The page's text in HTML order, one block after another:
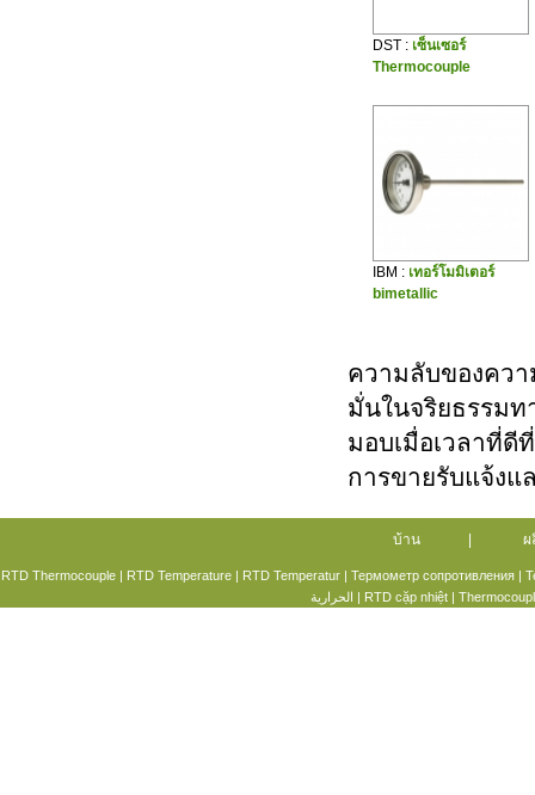
DST : เซ็นเซอร์
Thermocouple
IBM : เทอร์โมมิเตอร์
bimetallic
ความลับของควา
มั่นในจริยธรรมท
มอบเมื่อเวลาที่ดี
การขายรับแจ้งแ
บ้าน
RTD Thermocouple | RTD Temperature | RTD Temperatur | Термометр сопротивления |
الحرارية | RTD cặp nhiệt|